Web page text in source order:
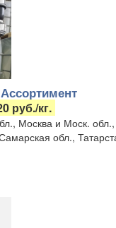
руб./кг.
Москва и Моск. обл.,
обл.,